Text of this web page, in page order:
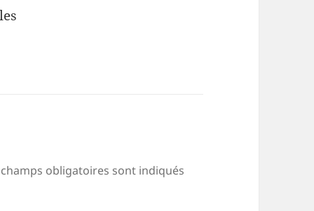
champs obligatoires sont indiqués